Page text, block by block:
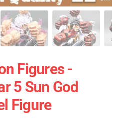
Figures -
5 Sun God
Figure